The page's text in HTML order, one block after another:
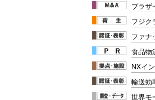
ブラザ
フジク
ファナ
食品物
NXイ
輸送効
世界モ